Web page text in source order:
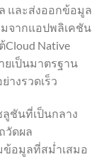
และส่งออกข้อมูล
จากแอปพลิเคชัน
Native
ยเป็นมาตรฐาน
างรวดเร็ว
ลูชันที่เป็นกลาง
วัดผล
ข้อมูลที่สม่ำเสมอ